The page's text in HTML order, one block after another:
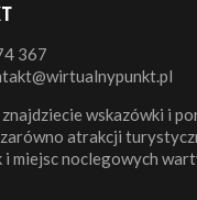
367
wskazówki i
atrakcji
i miejsc noclegowych